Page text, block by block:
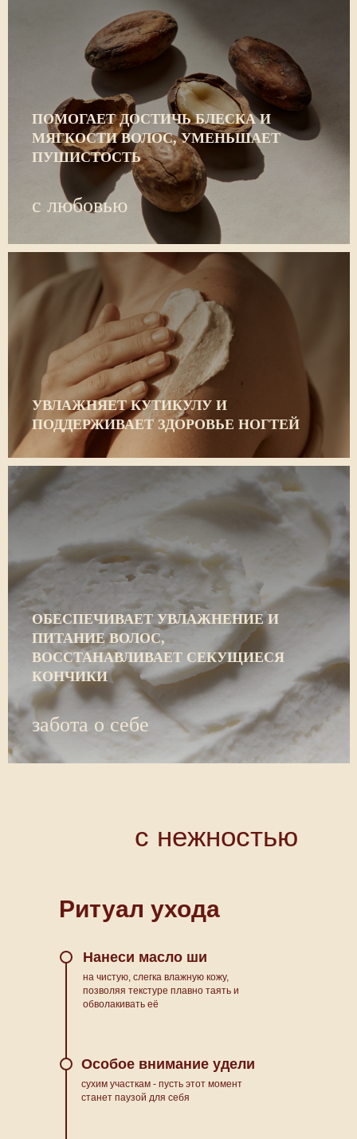
ПОМОГАЕТ ДОСТИЧЬ БЛЕСКА И
МЯГКОСТИ ВОЛОС, УМЕНЬШАЕТ
ПУШИСТОСТЬ
с любовью
УВЛАЖНЯЕТ КУТИКУЛУ И
ПОДДЕРЖИВАЕТ ЗДОРОВЬЕ НОГТЕЙ
ОБЕСПЕЧИВАЕТ УВЛАЖНЕНИЕ И
ПИТАНИЕ ВОЛОС,
ВОССТАНАВЛИВАЕТ СЕКУЩИЕСЯ
КОНЧИКИ
забота о себе
Особое внимание удели
сухим участкам - пусть этот момент
станет паузой для себя
на чистую, слегка влажную кожу,
позволяя текстуре плавно таять и
обволакивать её
Нанеси масло ши
с нежностью
Ритуал ухода